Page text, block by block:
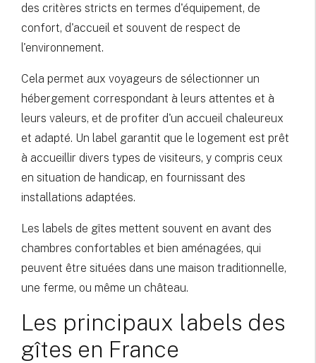
des critères stricts en termes d'équipement, de
confort, d'accueil et souvent de respect de
l'environnement.
Cela permet aux voyageurs de sélectionner un
hébergement correspondant à leurs attentes et à
leurs valeurs, et de profiter d'un accueil chaleureux
et adapté. Un label garantit que le logement est prêt
à accueillir divers types de visiteurs, y compris ceux
en situation de handicap, en fournissant des
installations adaptées.
Les labels de gîtes mettent souvent en avant des
chambres confortables et bien aménagées, qui
peuvent être situées dans une maison traditionnelle,
une ferme, ou même un château.
Les principaux labels des
gîtes en France